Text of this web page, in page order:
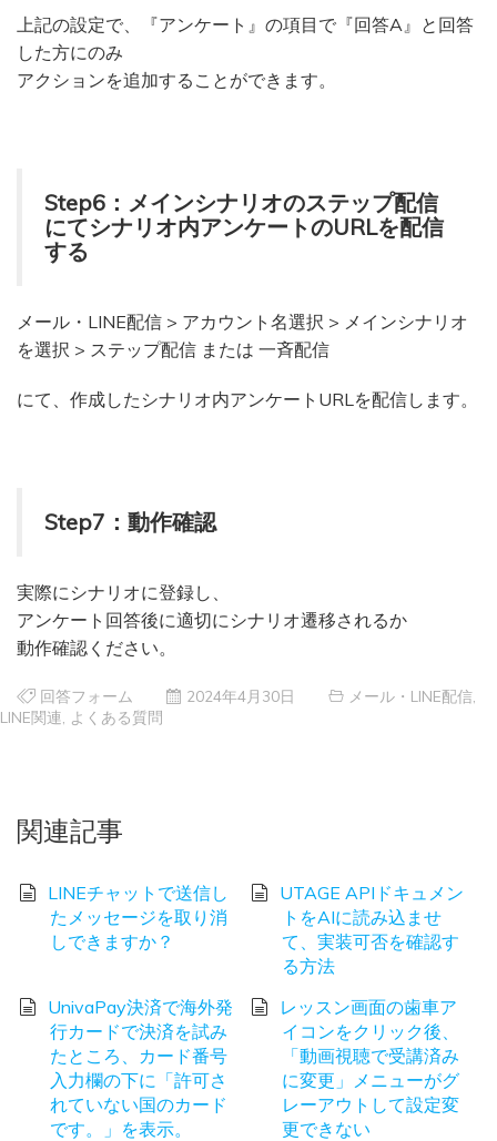
上記の設定で、『アンケート』の項目で『回答A』と回答
した方にのみ
アクションを追加することができます。
Step6：メインシナリオのステップ配信
にてシナリオ内アンケートのURLを配信
する
メール・LINE配信 > アカウント名選択 > メインシナリオ
を選択 > ステップ配信 または 一斉配信
にて、作成したシナリオ内アンケートURLを配信します。
Step7：動作確認
実際にシナリオに登録し、
アンケート回答後に適切にシナリオ遷移されるか
動作確認ください。
回答フォーム 2024年4月30日 メール・LINE配信
LINE関連 よくある質問
関連記事
LINEチャットで送信し
たメッセージを取り消
しできますか？
UTAGE APIドキュメン
トをAIに読み込ませ
て、実装可否を確認す
る方法
UnivaPay決済で海外発
行カードで決済を試み
たところ、カード番号
入力欄の下に「許可さ
れていない国のカード
です。」を表示。
レッスン画面の歯車ア
イコンをクリック後、
「動画視聴で受講済み
に変更」メニューがグ
レーアウトして設定変
更できない